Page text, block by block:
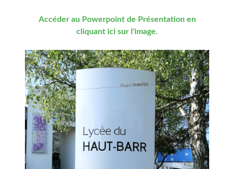
Accéder au Powerpoint de Présentation en
cliquant ici sur l'image.